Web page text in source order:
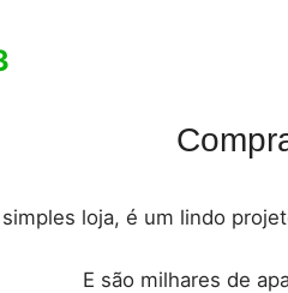
loja, é um lindo
E são milhares de